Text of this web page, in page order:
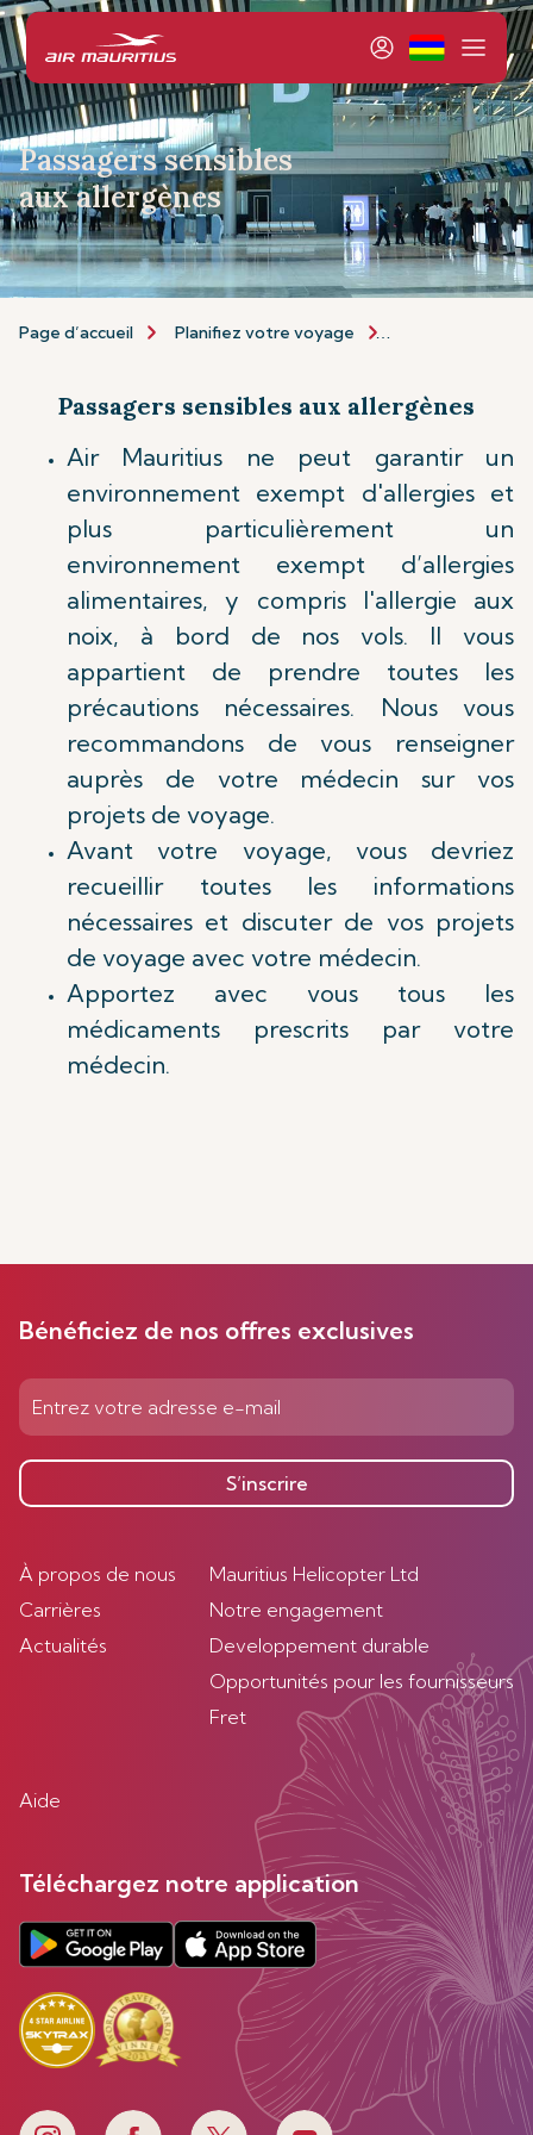
Passagers sensibles
aux allergènes
Page d’accueil Planifiez votre voyage
Passagers sensibles aux allergènes
Air Mauritius ne peut garantir un
environnement exempt d'allergies et
plus particulièrement un
environnement exempt d’allergies
alimentaires, y compris l'allergie aux
noix, à bord de nos vols. Il vous
appartient de prendre toutes les
précautions nécessaires. Nous vous
recommandons de vous renseigner
auprès de votre médecin sur vos
projets de voyage.
Avant votre voyage, vous devriez
recueillir toutes les informations
nécessaires et discuter de vos projets
de voyage avec votre médecin.
Apportez avec vous tous les
médicaments prescrits par votre
médecin.
Bénéficiez de nos offres exclusives
S’inscrire
À propos de nous
Carrières
Actualités
Mauritius Helicopter Ltd
Notre engagement
Developpement durable
Opportunités pour les fournisseurs
Fret
Aide
Téléchargez notre application